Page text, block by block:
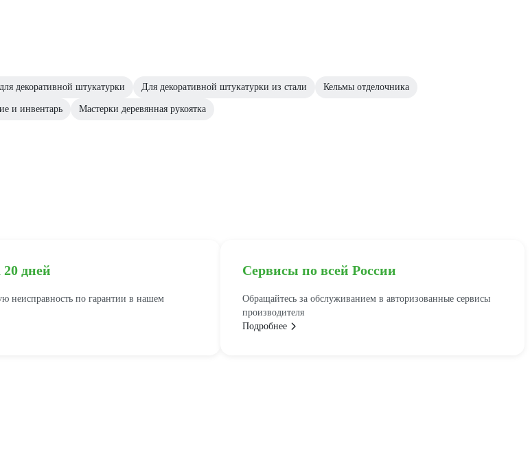
декоративной штукатурки Для декоративной штукатурки из стали Кельмы отделочника
и инвентарь Мастерки деревянная рукоятка
дней
неисправность по гарантии в нашем
Сервисы по всей России
Обращайтесь за обслуживанием в авторизованные сервисы
производителя
Подробнее